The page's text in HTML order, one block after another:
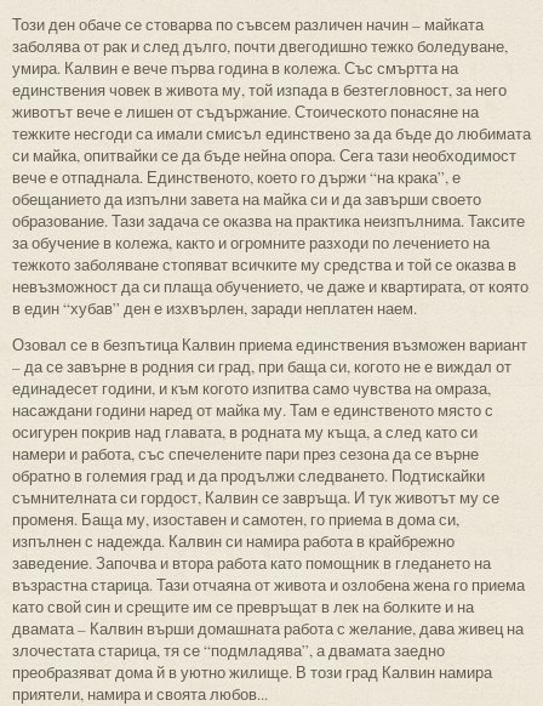
Този ден обаче се стоварва по съвсем различен начин – майката
заболява от рак и след дълго, почти двегодишно тежко боледуване,
умира. Калвин е вече първа година в колежа. Със смъртта на
единствения човек в живота му, той изпада в безтегловност, за него
животът вече е лишен от съдържание. Стоическото понасяне на
тежките несгоди са имали смисъл единствено за да бъде до любимата
си майка, опитвайки се да бъде нейна опора. Сега тази необходимост
вече е отпаднала. Единственото, което го държи “на крака”, е
обещанието да изпълни завета на майка си и да завърши своето
образование. Тази задача се оказва на практика неизпълнима. Таксите
за обучение в колежа, както и огромните разходи по лечението на
тежкото заболяване стопяват всичките му средства и той се оказва в
невъзможност да си плаща обучението, че даже и квартирата, от която
в един “хубав” ден е изхвърлен, заради неплатен наем.
Озовал се в безпътица Калвин приема единствения възможен вариант
– да се завърне в родния си град, при баща си, когото не е виждал от
единадесет години, и към когото изпитва само чувства на омраза,
насаждани години наред от майка му. Там е единственото място с
осигурен покрив над главата, в родната му къща, а след като си
намери и работа, със спечелените пари през сезона да се върне
обратно в големия град и да продължи следването. Подтискайки
съмнителната си гордост, Калвин се завръща. И тук животът му се
променя. Баща му, изоставен и самотен, го приема в дома си,
изпълнен с надежда. Калвин си намира работа в крайбрежно
заведение. Започва и втора работа като помощник в гледането на
възрастна старица. Тази отчаяна от живота и озлобена жена го приема
като свой син и срещите им се превръщат в лек на болките и на
двамата – Калвин върши домашната работа с желание, дава живец на
злочестата старица, тя се “подмладява”, а двамата заедно
преобразяват дома й в уютно жилище. В този град Калвин намира
приятели, намира и своята любов...